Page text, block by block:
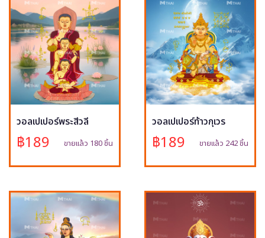
วอลเปเปอร์พระสีวลี
฿189 ขายแล้ว 180 ชิ้น
วอลเปเปอร์ท้าวกุเวร
฿189 ขายแล้ว 242 ชิ้น